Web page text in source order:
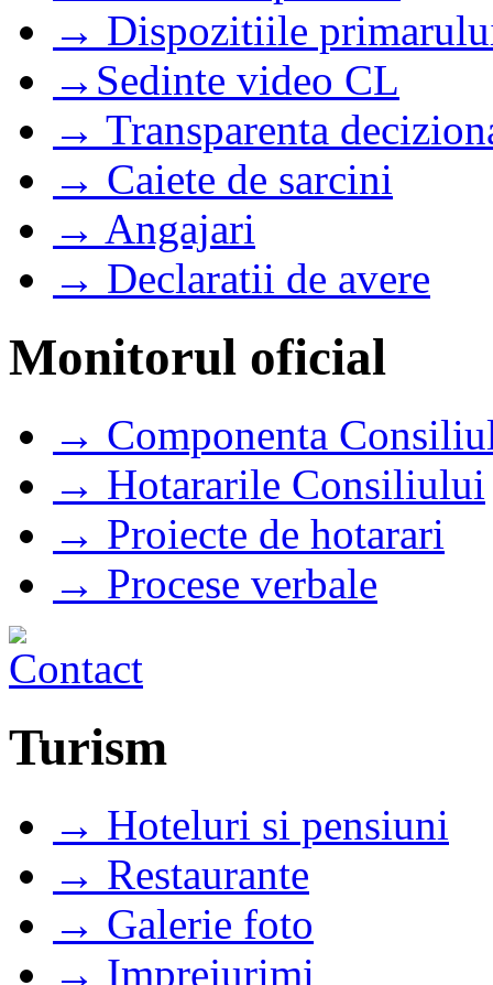
→ Dispozitiile
→Sedinte video CL
→ Transparenta
→ Caiete de sarcini
→ Angajari
→ Declaratii de avere
Monitorul oficial
→ Componenta
→ Hotararile Consiliului
→ Proiecte de hotarari
→ Procese verbale
Turism
→ Hoteluri si pensiuni
→ Restaurante
→ Galerie foto
→ Imprejurimi